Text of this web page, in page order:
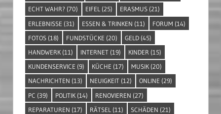
ECHT WAHR? (70) EIFEL (25) ERASMUS (21)
ERLEBNISSE (31) ESSEN & TRINKEN (11) FORUM (14)
FOTOS (18) FUNDSTÜCKE (20) GELD (45)
HANDWERK (11) INTERNET (19) KINDER (15)
KUNDENSERVICE (9) KÜCHE (17) MUSIK (20)
NACHRICHTEN (13) NEUIGKEIT (12) ONLINE (29)
PC (39) POLITIK (14) RENOVIEREN (27)
REPARATUREN (17) RÄTSEL (11) SCHÄDEN (21)